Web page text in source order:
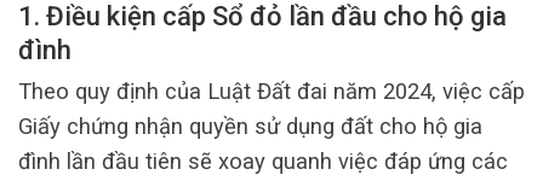
1. Điều kiện cấp Sổ đỏ lần đầu cho hộ gia
đình
Theo quy định của Luật Đất đai năm 2024, việc cấp
Giấy chứng nhận quyền sử dụng đất cho hộ gia
đình lần đầu tiên sẽ xoay quanh việc đáp ứng các